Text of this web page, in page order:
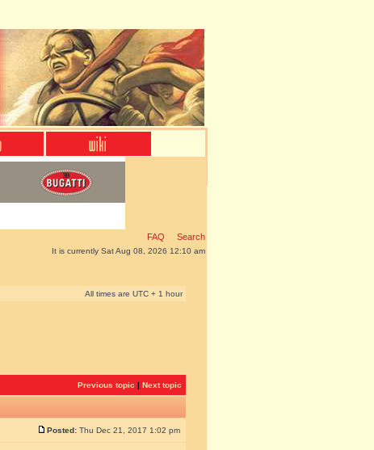
FAQ Search
It is currently Sat Aug 08, 2026 12:10 am
All times are UTC + 1 hour
Previous topic | Next topic
Posted: Thu Dec 21, 2017 1:02 pm